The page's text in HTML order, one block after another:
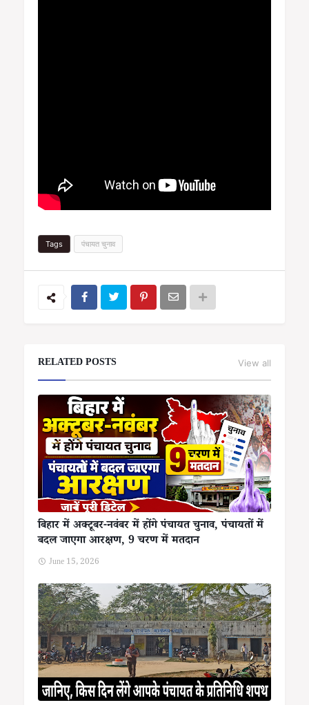
Tags पंचायत चुनाव
RELATED POSTS View all
बिहार में अक्टूबर-नवंबर में होंगे पंचायत चुनाव, पंचायतों में
बदल जाएगा आरक्षण, 9 चरण में मतदान
June 15, 2026